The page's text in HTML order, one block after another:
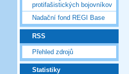
protifašistických bojovníkov
Nadační fond REGI Base
RSS
Přehled zdrojů
Statistiky